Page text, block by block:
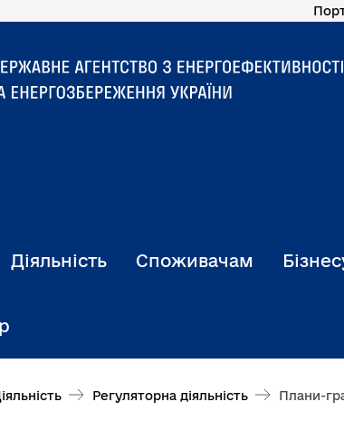
Діяльність Споживачам
Регуляторна діяльність Плани-графіки